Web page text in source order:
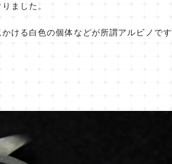
ました。
ける白色の個体などが所謂アルビノです